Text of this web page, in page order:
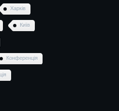
Харків
Київ
Конференція